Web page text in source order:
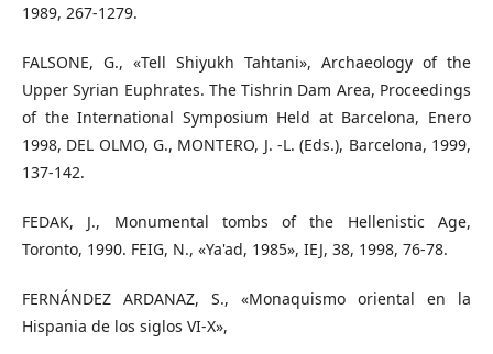
1989, 267-1279.
FALSONE, G., «Tell Shiyukh Tahtani», Archaeology of the
Upper Syrian Euphrates. The Tishrin Dam Area, Proceedings
of the International Symposium Held at Barcelona, Enero
1998, DEL OLMO, G., MONTERO, J. -L. (Eds.), Barcelona, 1999,
137-142.
FEDAK, J., Monumental tombs of the Hellenistic Age,
Toronto, 1990. FEIG, N., «Ya'ad, 1985», IEJ, 38, 1998, 76-78.
FERNÁNDEZ ARDANAZ, S., «Monaquismo oriental en la
Hispania de los siglos VI-X»,